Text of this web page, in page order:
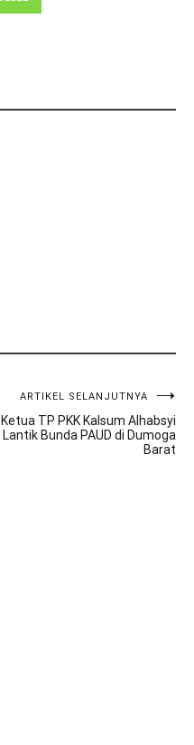
ARTIKEL SELANJUTNYA
Ketua TP PKK Kalsum Alhabsyi
Lantik Bunda PAUD di Dumoga
Barat